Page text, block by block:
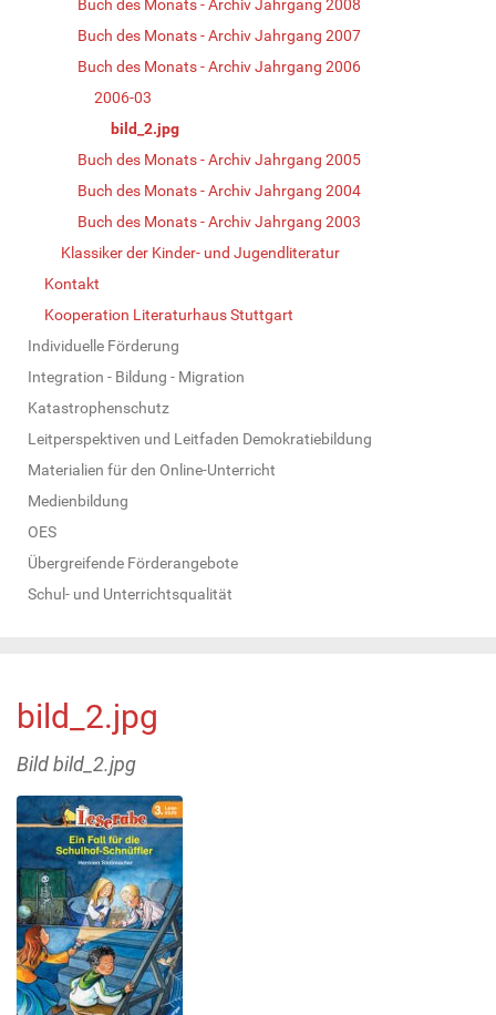
Buch des Monats - Archiv Jahrgang 2008
Buch des Monats - Archiv Jahrgang 2007
Buch des Monats - Archiv Jahrgang 2006
2006-03
bild_2.jpg
Buch des Monats - Archiv Jahrgang 2005
Buch des Monats - Archiv Jahrgang 2004
Buch des Monats - Archiv Jahrgang 2003
Klassiker der Kinder- und Jugendliteratur
Kontakt
Kooperation Literaturhaus Stuttgart
Individuelle Förderung
Integration - Bildung - Migration
Katastrophenschutz
Leitperspektiven und Leitfaden Demokratiebildung
Materialien für den Online-Unterricht
Medienbildung
OES
Übergreifende Förderangebote
Schul- und Unterrichtsqualität
bild_2.jpg
Bild bild_2.jpg